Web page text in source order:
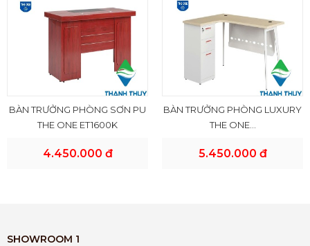
BÀN TRƯỞNG PHÒNG SƠN PU
THE ONE ET1600K
4.450.000 đ
BÀN TRƯỞNG PHÒNG LUXURY
THE ONE...
5.450.000 đ
SHOWROOM 1